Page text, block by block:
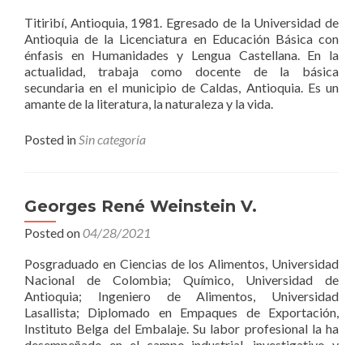
Titiribí, Antioquia, 1981. Egresado de la Universidad de
Antioquia de la Licenciatura en Educación Básica con
énfasis en Humanidades y Lengua Castellana. En la
actualidad, trabaja como docente de la básica
secundaria en el municipio de Caldas, Antioquia. Es un
amante de la literatura, la naturaleza y la vida.
Posted inSin categoría
Georges René Weinstein V.
Posted on04/28/2021
Posgraduado en Ciencias de los Alimentos, Universidad
Nacional de Colombia; Químico, Universidad de
Antioquia; Ingeniero de Alimentos, Universidad
Lasallista; Diplomado en Empaques de Exportación,
Instituto Belga del Embalaje. Su labor profesional la ha